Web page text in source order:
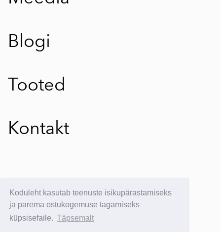
Koduleht kasutab teenuste isikupärastamiseks
ja parema ostukogemuse tagamiseks
küpsisefaile. Täpsemalt
Blogi
Tooted
Kontakt
E-postituvi: info@yllatavkreeta.ee